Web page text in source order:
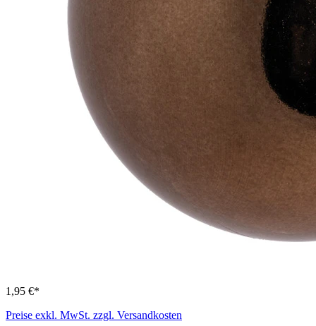
1,95 €*
Preise exkl. MwSt. zzgl. Versandkosten